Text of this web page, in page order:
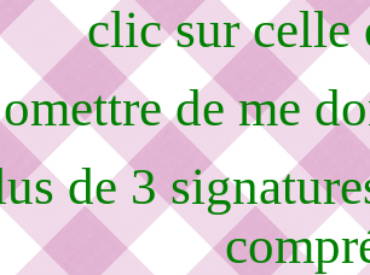
clic sur celle
de me
de 3